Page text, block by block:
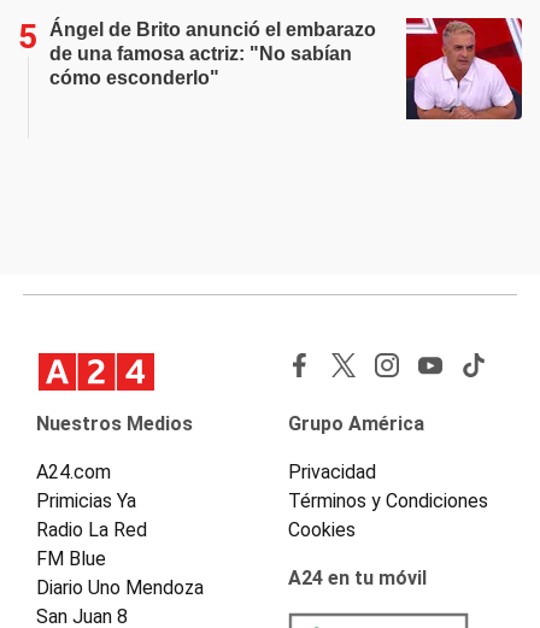
Ángel de Brito anunció el embarazo
de una famosa actriz: "No sabían
cómo esconderlo"
Nuestros Medios
A24.com
Primicias Ya
Radio La Red
FM Blue
Diario Uno Mendoza
San Juan 8
Grupo América
Privacidad
Términos y Condiciones
Cookies
A24 en tu móvil